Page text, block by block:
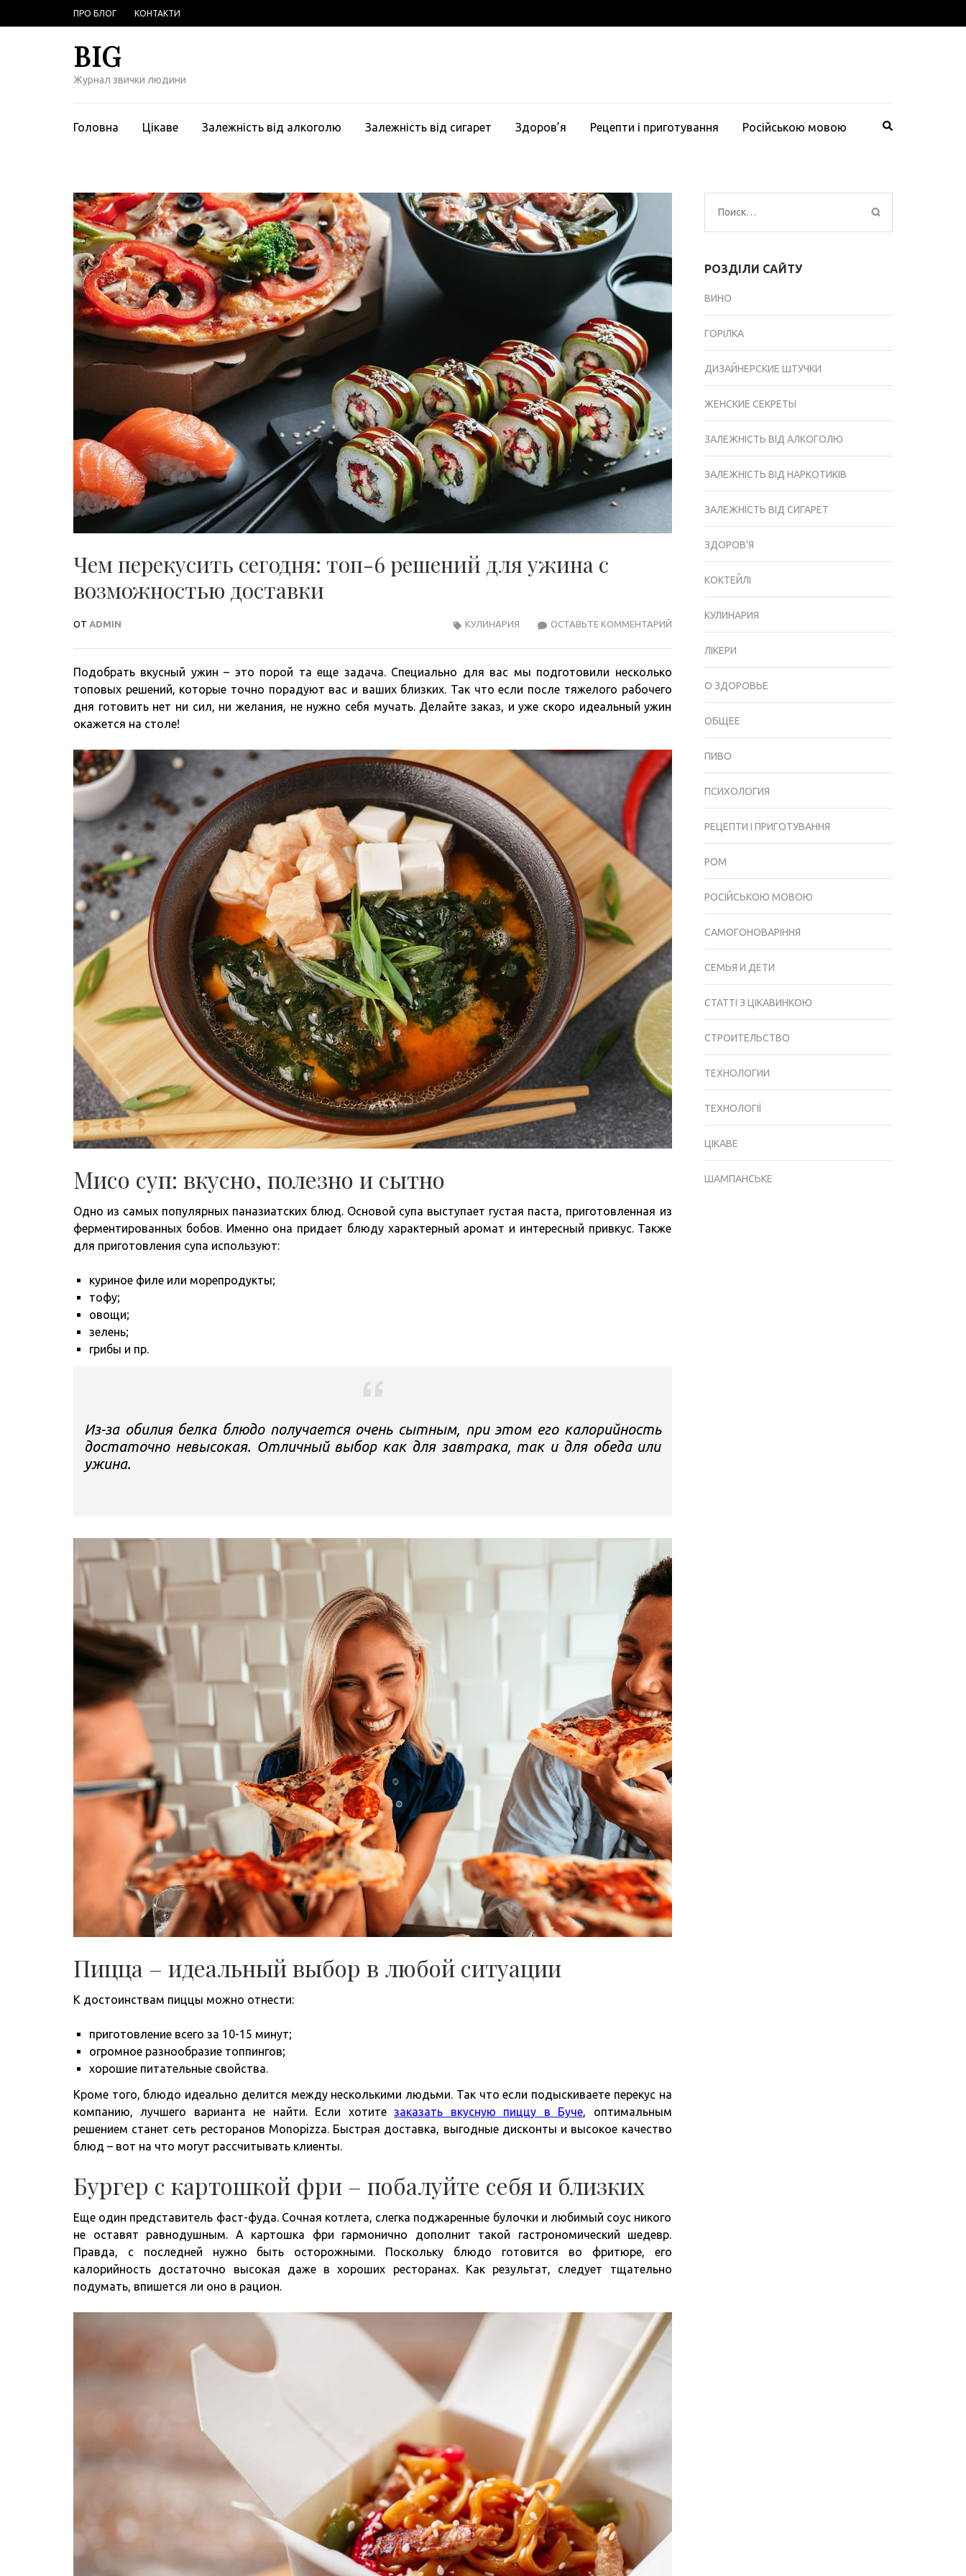
к
содержимому
ПРО БЛОГ КОНТАКТИ
BIG
Журнал звички людини
Головна Цікаве Залежність від алкоголю Залежність від сигарет Здоров’я Рецепти і приготування Російською мовою
Чем перекусить сегодня: топ-6 решений для ужина с
возможностью доставки
ОТ ADMIN ОСТАВЬТЕ КОММЕНТАРИЙ
РЕШЕНИЙ
ВОЗМОЖНОСТЬЮ
ДОСТАВКИ
КУЛИНАРИЯ
Подобрать вкусный ужин – это порой та еще задача. Специально для вас мы подготовили несколько
топовых решений, которые точно порадуют вас и ваших близких. Так что если после тяжелого рабочего
дня готовить нет ни сил, ни желания, не нужно себя мучать. Делайте заказ, и уже скоро идеальный ужин
окажется на столе!
Мисо суп: вкусно, полезно и сытно
Одно из самых популярных паназиатских блюд. Основой супа выступает густая паста, приготовленная из
ферментированных бобов. Именно она придает блюду характерный аромат и интересный привкус. Также
для приготовления супа используют:
куриное филе или морепродукты;
тофу;
овощи;
зелень;
грибы и пр.
Из-за обилия белка блюдо получается очень сытным, при этом его калорийность
достаточно невысокая. Отличный выбор как для завтрака, так и для обеда или
ужина.
Пицца – идеальный выбор в любой ситуации
К достоинствам пиццы можно отнести:
приготовление всего за 10-15 минут;
огромное разнообразие топпингов;
хорошие питательные свойства.
Кроме того, блюдо идеально делится между несколькими людьми. Так что если подыскиваете перекус на
компанию, лучшего варианта не найти. Если хотитезаказать вкусную пиццу в Буче, оптимальным
решением станет сеть ресторанов Monopizza. Быстрая доставка, выгодные дисконты и высокое качество
блюд – вот на что могут рассчитывать клиенты.
Бургер с картошкой фри – побалуйте себя и близких
Еще один представитель фаст-фуда. Сочная котлета, слегка поджаренные булочки и любимый соус никого
не оставят равнодушным. А картошка фри гармонично дополнит такой гастрономический шедевр.
Правда, с последней нужно быть осторожными. Поскольку блюдо готовится во фритюре, его
калорийность достаточно высокая даже в хороших ресторанах. Как результат, следует тщательно
подумать, впишется ли оно в рацион.
Найти:
РОЗДІЛИ САЙТУ
ВИНО
ГОРІЛКА
ДИЗАЙНЕРСКИЕ ШТУЧКИ
ЖЕНСКИЕ СЕКРЕТЫ
ЗАЛЕЖНІСТЬ ВІД АЛКОГОЛЮ
ЗАЛЕЖНІСТЬ ВІД НАРКОТИКІВ
ЗАЛЕЖНІСТЬ ВІД СИГАРЕТ
ЗДОРОВ'Я
КОКТЕЙЛІ
КУЛИНАРИЯ
ЛІКЕРИ
О ЗДОРОВЬЕ
ОБЩЕЕ
ПИВО
ПСИХОЛОГИЯ
РЕЦЕПТИ І ПРИГОТУВАННЯ
РОМ
РОСІЙСЬКОЮ МОВОЮ
САМОГОНОВАРІННЯ
СЕМЬЯ И ДЕТИ
СТАТТІ З ЦІКАВИНКОЮ
СТРОИТЕЛЬСТВО
ТЕХНОЛОГИИ
ТЕХНОЛОГІЇ
ЦІКАВЕ
ШАМПАНСЬКЕ